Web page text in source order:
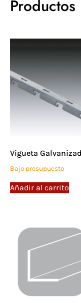
Vigueta
Bajo presupuesto
Añadir al carrito